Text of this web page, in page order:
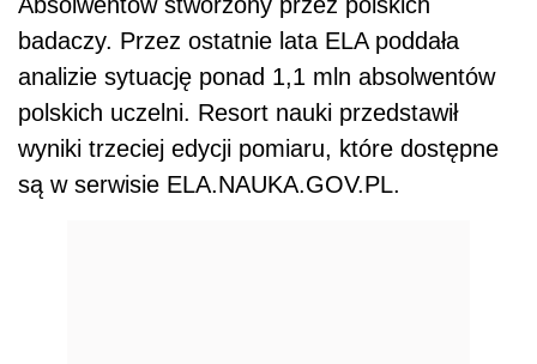
Absolwentów stworzony przez polskich
badaczy. Przez ostatnie lata ELA poddała
analizie sytuację ponad 1,1 mln absolwentów
polskich uczelni. Resort nauki przedstawił
wyniki trzeciej edycji pomiaru, które dostępne
są w serwisie ELA.NAUKA.GOV.PL.